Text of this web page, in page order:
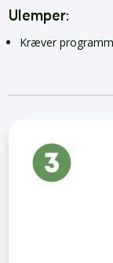
Ulemper:
Kræver